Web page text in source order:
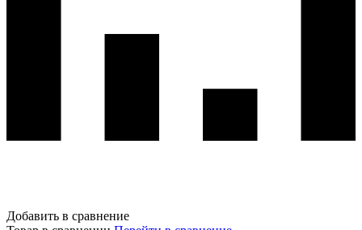
Добавить в сравнение